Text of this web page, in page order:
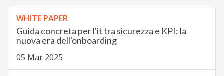
WHITE PAPER
Guida concreta per l'it tra sicurezza e KPI: la
nuova era dell'onboarding
05 Mar 2025